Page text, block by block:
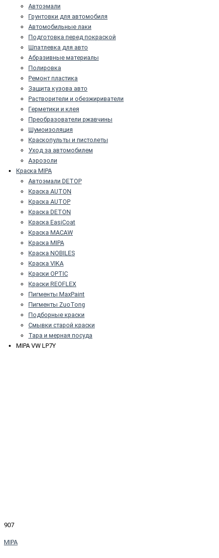
Автоэмали
Грунтовки для автомобиля
Автомобильные лаки
Подготовка перед покраской
Шпатлевка для авто
Абразивные материалы
Полировка
Ремонт пластика
Защита кузова авто
Растворители и обезжириватели
Герметики и клея
Преобразователи ржавчины
Шумоизоляция
Краскопульты и пистолеты
Уход за автомобилем
Аэрозоли
Краска MIPA
Автоэмали DETOP
Краска AUTON
Краска AUTOP
Краска DETON
Краска EasiCoat
Краска MACAW
Краска MIPA
Краска NOBILES
Краска VIKA
Краски OPTIC
Краски REOFLEX
Пигменты MaxPaint
Пигменты ZuoTong
Подборные краски
Смывки старой краски
Тара и мерная посуда
MIPA VW LP7Y
907
MIPA